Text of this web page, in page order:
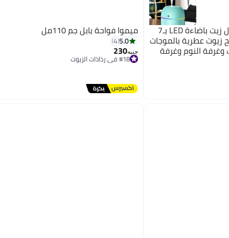
فواحة عطرية كهربائية للمنزل زيت باضاءة LED بـ7
زيوت عطرية بالموجات
وغرفة النوم وغرفة
ميموا فواحة بابل جم 110مل
5.0
4
جنيه230
#18 في رذاذات الزيوت
توصيل مجاني